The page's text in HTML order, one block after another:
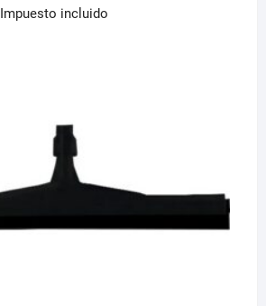
El
El
Impuesto incluido